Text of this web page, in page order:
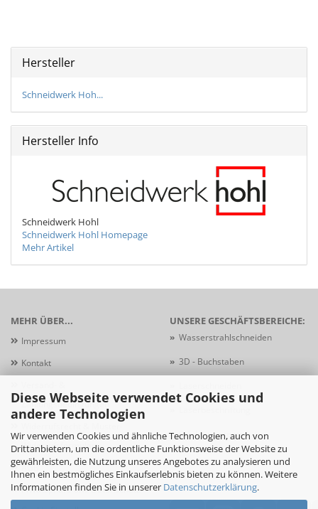
Diese Webseite verwendet Cookies und
andere Technologien
Wir verwenden Cookies und ähnliche Technologien, auch von
Drittanbietern, um die ordentliche Funktionsweise der Website zu
gewährleisten, die Nutzung unseres Angebotes zu analysieren und
Ihnen ein bestmögliches Einkaufserlebnis bieten zu können. Weitere
Informationen finden Sie in unserer Datenschutzerklärung.
Hersteller
Schneidwerk Hoh...
Hersteller Info
Schneidwerk Hohl
Schneidwerk Hohl Homepage
Mehr Artikel
MEHR ÜBER...
Impressum
Kontakt
Zahlungsbedingungen
Widerrufsformular
AGB
Privatsphäre und Datenschutz
UNSERE GESCHÄFTSBEREICHE:
» Wasserstrahlschneiden
» 3D - Buchstaben
»Schildersysteme